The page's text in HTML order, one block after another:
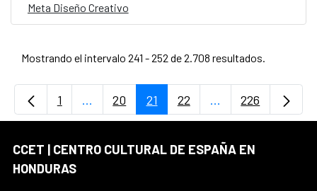
Meta Diseño Creativo
Mostrando el intervalo 241 - 252 de 2.708 resultados.
Página
1 ...Páginas intermedias Use TAB para
Página
20 Página
21 Página
22 ...PáginasPágina
226
CCET | CENTRO CULTURAL DE ESPAÑA EN
HONDURAS